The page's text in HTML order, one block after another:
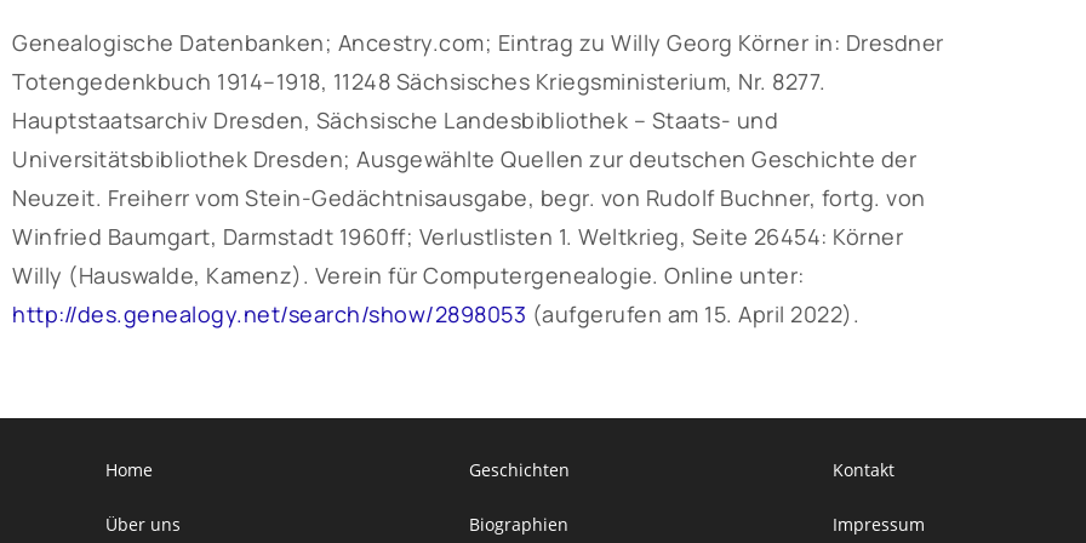
Genealogische Datenbanken; Ancestry.com; Eintrag zu Willy Georg Körner in: Dresdner
Totengedenkbuch 1914–1918, 11248 Sächsisches Kriegsministerium, Nr. 8277.
Hauptstaatsarchiv Dresden, Sächsische Landesbibliothek – Staats- und
Universitätsbibliothek Dresden; Ausgewählte Quellen zur deutschen Geschichte der
Neuzeit. Freiherr vom Stein-Gedächtnisausgabe, begr. von Rudolf Buchner, fortg. von
Winfried Baumgart, Darmstadt 1960ff; Verlustlisten 1. Weltkrieg, Seite 26454: Körner
Willy (Hauswalde, Kamenz). Verein für Computergenealogie. Online unter:
http://des.genealogy.net/search/show/2898053 (aufgerufen am 15. April 2022).
Home
Über uns
Geschichten
Biographien
Kontakt
Impressum